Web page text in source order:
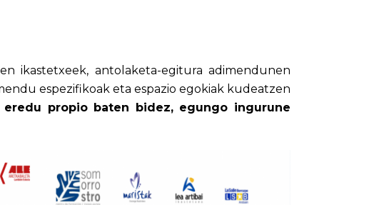
ikastetxeek, antolaketa-egitura adimendunen
espezifikoak eta espazio egokiak kudeatzen
eredu propio baten bidez, egungo ingurune